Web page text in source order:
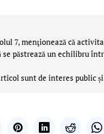
7, menţionează că
se păstrează un echilibru
sunt de interes public